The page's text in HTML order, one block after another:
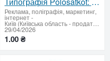
Реклама, поліграфія, маркетинг,
інтернет-
Київ (Київська область - продати купити)
29/04/2026
1.00 ₴